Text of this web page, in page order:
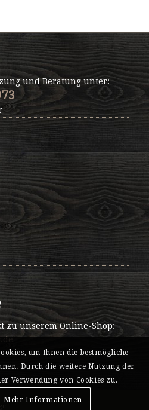
und Beratung unter:
zu unserem Online-Shop:
um Ihnen die bestmögliche
Durch die weitere Nutzung der
Verwendung von Cookies zu.
Mehr Informationen